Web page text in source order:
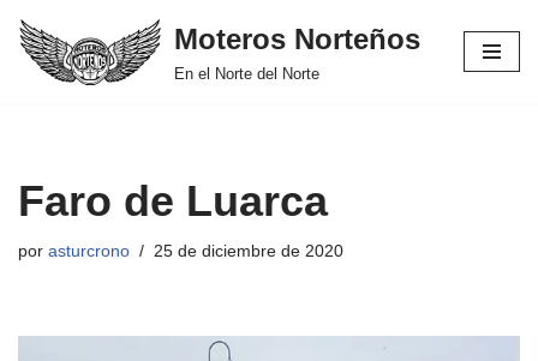
Saltar
Moteros Norteños
En el Norte del Norte
Faro de Luarca
por asturcrono 25 de diciembre de 2020